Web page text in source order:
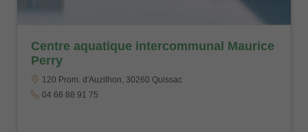
Centre aquatique intercommunal Maurice
Perry
120 Prom. d'Auzilhon, 30260 Quissac
04 66 88 91 75